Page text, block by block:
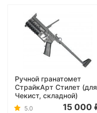
Ручной гранатомет
СтрайкАрт Стилет (для
Чекист, складной)
5.0 15 000